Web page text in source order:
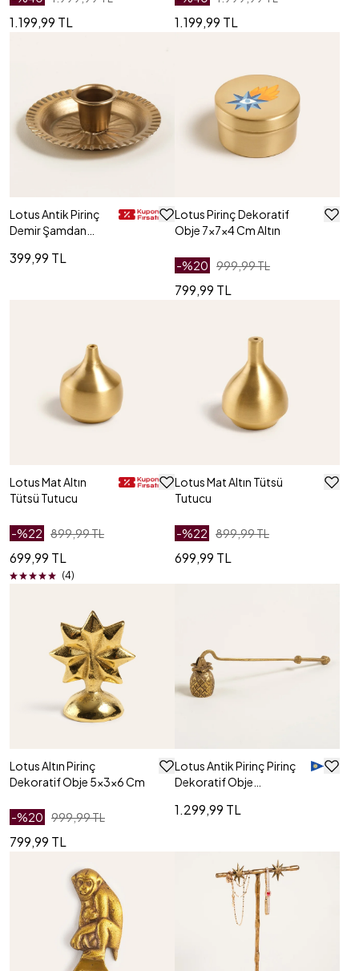
1.199,99 TL 1.199,99 TL
Lotus Antik Pirinç
Demir Şamdan
399,99 TL
Lotus Pirinç Dekoratif
Obje 7x7x4 Cm Altın
-%20 999,99 TL
799,99 TL
Lotus Mat Altın
Tütsü Tutucu
-%22 899,99 TL
699,99 TL
(4)
Lotus Mat Altın Tütsü
Tutucu
-%22 899,99 TL
699,99 TL
Lotus Altın Pirinç
Dekoratif Obje 5x3x6 Cm
-%20 999,99 TL
799,99 TL
Lotus Antik Pirinç Pirinç
Dekoratif Obje
1.299,99 TL